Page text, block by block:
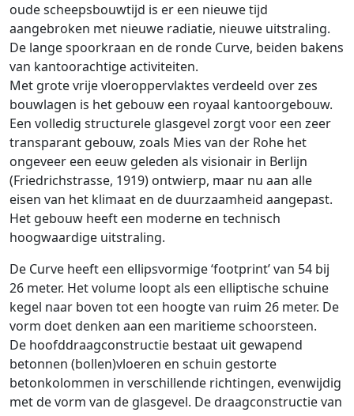
oude scheepsbouwtijd is er een nieuwe tijd
aangebroken met nieuwe radiatie, nieuwe uitstraling.
De lange spoorkraan en de ronde Curve, beiden bakens
van kantoorachtige activiteiten.
Met grote vrije vloeroppervlaktes verdeeld over zes
bouwlagen is het gebouw een royaal kantoorgebouw.
Een volledig structurele glasgevel zorgt voor een zeer
transparant gebouw, zoals Mies van der Rohe het
ongeveer een eeuw geleden als visionair in Berlijn
(Friedrichstrasse, 1919) ontwierp, maar nu aan alle
eisen van het klimaat en de duurzaamheid aangepast.
Het gebouw heeft een moderne en technisch
hoogwaardige uitstraling.
De Curve heeft een ellipsvormige ‘footprint’ van 54 bij
26 meter. Het volume loopt als een elliptische schuine
kegel naar boven tot een hoogte van ruim 26 meter. De
vorm doet denken aan een maritieme schoorsteen.
De hoofddraagconstructie bestaat uit gewapend
betonnen (bollen)vloeren en schuin gestorte
betonkolommen in verschillende richtingen, evenwijdig
met de vorm van de glasgevel. De draagconstructie van